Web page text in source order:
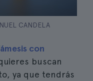
CANDELA
con
buscan
ya que tendrás